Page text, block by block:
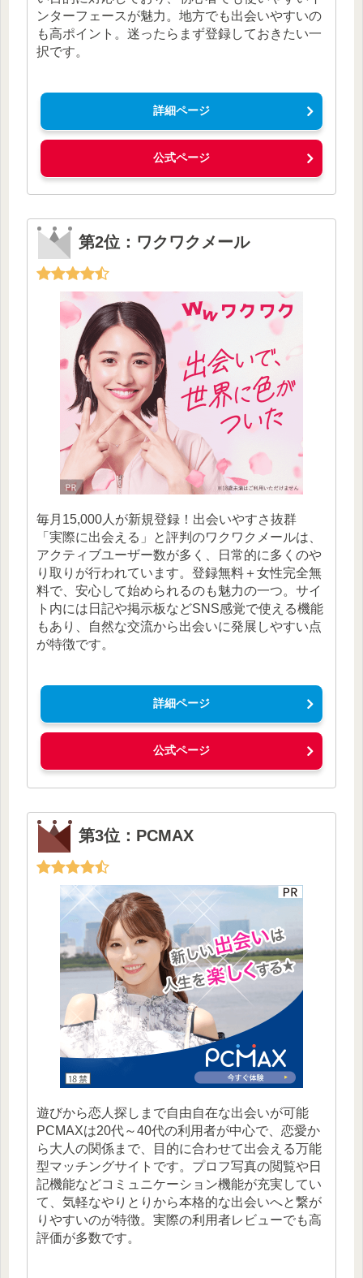
ンターフェースが魅力。地方でも出会いやすいの
も高ポイント。迷ったらまず登録しておきたい一
択です。
詳細ページ
公式ページ
第2位：ワクワクメール
毎月15,000人が新規登録！出会いやすさ抜群
「実際に出会える」と評判のワクワクメールは、
アクティブユーザー数が多く、日常的に多くのや
り取りが行われています。登録無料＋女性完全無
料で、安心して始められるのも魅力の一つ。サイ
ト内には日記や掲示板などSNS感覚で使える機能
もあり、自然な交流から出会いに発展しやすい点
が特徴です。
詳細ページ
公式ページ
第3位：PCMAX
遊びから恋人探しまで自由自在な出会いが可能
PCMAXは20代～40代の利用者が中心で、恋愛か
ら大人の関係まで、目的に合わせて出会える万能
型マッチングサイトです。プロフ写真の閲覧や日
記機能などコミュニケーション機能が充実してい
て、気軽なやりとりから本格的な出会いへと繋が
りやすいのが特徴。実際の利用者レビューでも高
評価が多数です。